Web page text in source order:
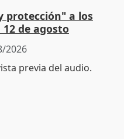
protección" a los
de agosto
2026